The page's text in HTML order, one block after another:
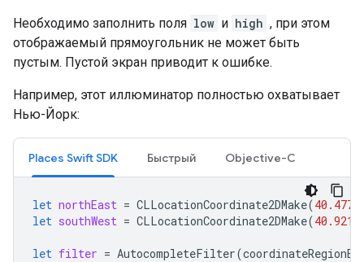
Необходимо заполнить поля low и high , при этом
отображаемый прямоугольник не может быть
пустым. Пустой экран приводит к ошибке.
Например, этот иллюминатор полностью охватывает
Нью-Йорк:
Places Swift SDK Быстрый Objective-C
let northEast = CLLocationCoordinate2DMake(
let southWest = CLLocationCoordinate2DMake(
let filter = AutocompleteFilter(